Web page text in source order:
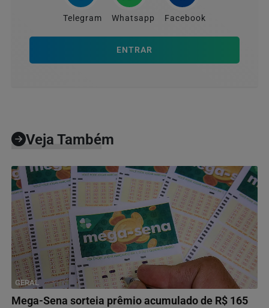
Telegram Whatsapp Facebook
ENTRAR
Veja Também
GERAL
Mega-Sena sorteia prêmio acumulado de R$ 165